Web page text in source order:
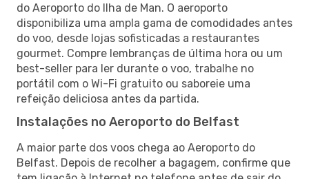
do Aeroporto do Ilha de Man. O aeroporto
disponibiliza uma ampla gama de comodidades antes
do voo, desde lojas sofisticadas a restaurantes
gourmet. Compre lembranças de última hora ou um
best-seller para ler durante o voo, trabalhe no
portátil com o Wi-Fi gratuito ou saboreie uma
refeição deliciosa antes da partida.
Instalações no Aeroporto do Belfast
A maior parte dos voos chega ao Aeroporto do
Belfast. Depois de recolher a bagagem, confirme que